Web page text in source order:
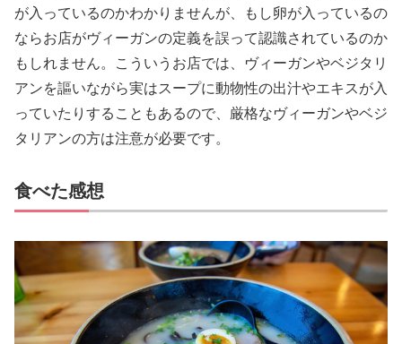
が入っているのかわかりませんが、もし卵が入っているの
ならお店がヴィーガンの定義を誤って認識されているのか
もしれません。こういうお店では、ヴィーガンやベジタリ
アンを謳いながら実はスープに動物性の出汁やエキスが入
っていたりすることもあるので、厳格なヴィーガンやベジ
タリアンの方は注意が必要です。
食べた感想